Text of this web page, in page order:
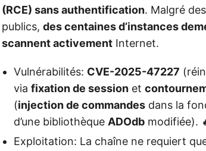
(RCE) sans authentification. Malgré
publics, des centaines d’instances
scannent activement Internet.
Vulnérabilités: CVE-2025-47227
via fixation de session et
(injection de commandes dans la
d’une bibliothèque ADOdb modifiée).
Exploitation: La chaîne ne requiert